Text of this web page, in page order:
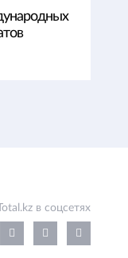
Total.kz в соцсетях